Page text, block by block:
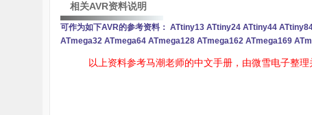
相关AVR资料说明
可作为如下AVR的参考资料： ATtiny13 ATtiny24 ATtiny44
ATmega32 ATmega64 ATmega128 ATmega162 ATmega169
以上资料参考马潮老师的中文手册，由微雪电子整